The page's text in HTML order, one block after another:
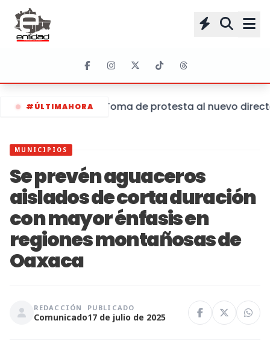
#ÚLTIMAHORA Toma de protesta al nuevo
MUNICIPIOS
Se prevén aguaceros
aislados de corta duración
con mayor énfasis en
regiones montañosas de
Oaxaca
REDACCIÓN
Comunicado
PUBLICADO
17 de julio de 2025